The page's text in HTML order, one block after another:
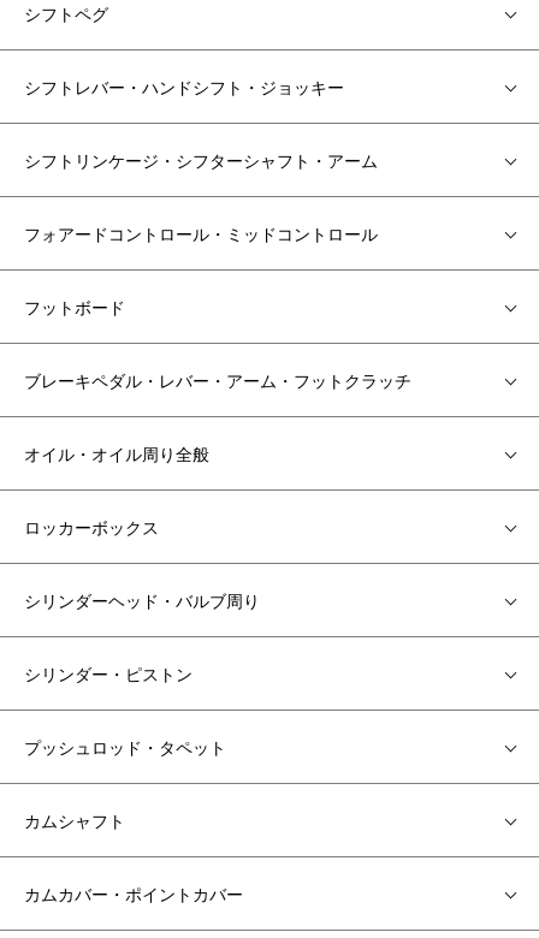
シフトペグ
シフトレバー・ハンドシフト・ジョッキー
シフトリンケージ・シフターシャフト・アーム
フォアードコントロール・ミッドコントロール
フットボード
ブレーキペダル・レバー・アーム・フットクラッチ
オイル・オイル周り全般
ロッカーボックス
シリンダーヘッド・バルブ周り
シリンダー・ピストン
プッシュロッド・タペット
カムシャフト
カムカバー・ポイントカバー